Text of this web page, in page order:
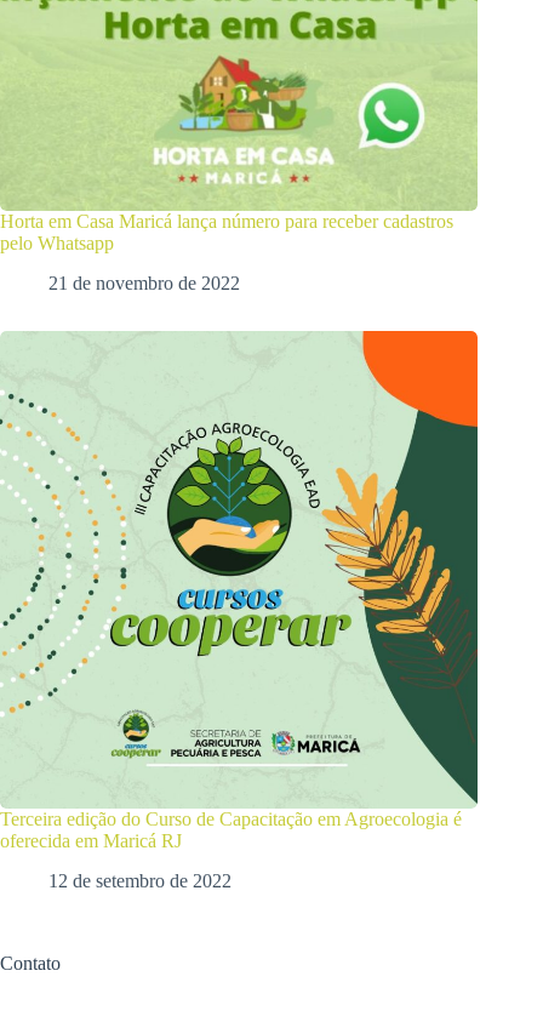
Horta em Casa Maricá lança número para receber cadastros
pelo Whatsapp
21 de novembro de 2022
Terceira edição do Curso de Capacitação em Agroecologia é
oferecida em Maricá RJ
12 de setembro de 2022
Contato